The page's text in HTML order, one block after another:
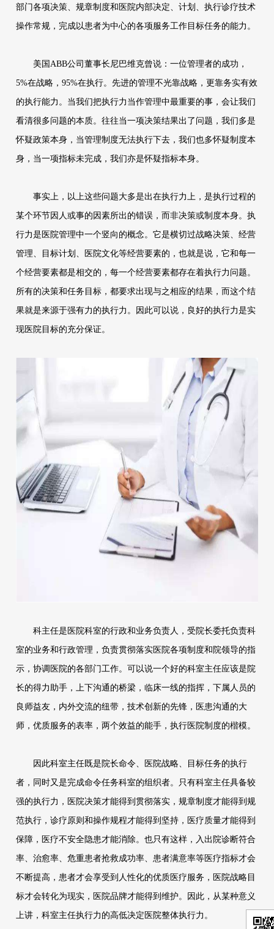
部门各项决策、规章制度和医院内部决定、计划、执行诊疗技术
操作常规，完成以患者为中心的各项服务工作目标任务的能力。
美国ABB公司董事长尼巴维克曾说：一位管理者的成功，
5%在战略，95%在执行。先进的管理不光靠战略，更靠务实有效
的执行能力。当我们把执行力当作管理中最重要的事，会让我们
看清很多问题的本质。往往当一项决策结果出了问题，我们多是
怀疑政策本身，当管理制度无法执行下去，我们也多怀疑制度本
身，当一项指标未完成，我们亦是怀疑指标本身。
事实上，以上这些问题大多是出在执行力上，是执行过程的
某个环节因人或事的因素所出的错误，而非决策或制度本身。执
行力是医院管理中一个竖向的概念。它是横切过战略决策、经营
管理、目标计划、医院文化等经营要素的，也就是说，它和每一
个经营要素都是相交的，每一个经营要素都存在着执行力问题。
所有的决策和任务目标，都要求出现与之相应的结果，而这个结
果就是来源于强有力的执行力。因此可以说，良好的执行力是实
现医院目标的充分保证。
科主任是医院科室的行政和业务负责人，受院长委托负责科
室的业务和行政管理，负责贯彻落实医院各项制度和院领导的指
示，协调医院的各部门工作。可以说一个好的科室主任应该是院
长的得力助手，上下沟通的桥梁，临床一线的指挥，下属人员的
良师益友，内外交流的纽带，技术创新的先锋，医患沟通的大
师，优质服务的表率，两个效益的能手，执行医院制度的楷模。
因此科室主任既是院长命令、医院战略、目标任务的执行
者，同时又是完成命令任务科室的组织者。只有科室主任具备较
强的执行力，医院决策才能得到贯彻落实，规章制度才能得到规
范执行，诊疗原则和操作规程才能得到坚持，医疗质量才能得到
保障，医疗不安全隐患才能消除。也只有这样，入出院诊断符合
率、治愈率、危重患者抢救成功率、患者满意率等医疗指标才会
不断提高，患者才会享受到人性化的优质医疗服务，医院战略目
标才会转化为现实，医院品牌才能得到维护。因此，从某种意义
上讲，科室主任执行力的高低决定医院整体执行力。